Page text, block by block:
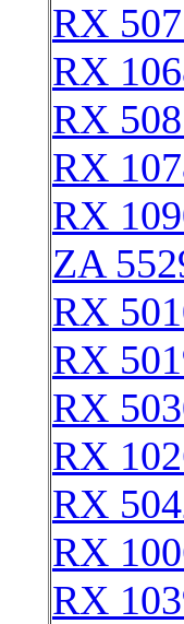
RX
RX
RX
RX
RX
ZA
RX
RX
RX
RX
RX
RX
RX